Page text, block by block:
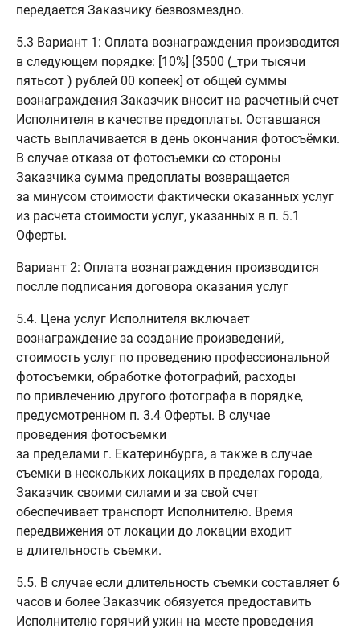
передается Заказчику безвозмездно.
5.3 Вариант 1: Оплата вознаграждения производится
в следующем порядке: [10%] [3500 (_три тысячи
пятьсот ) рублей 00 копеек] от общей суммы
вознаграждения Заказчик вносит на расчетный счет
Исполнителя в качестве предоплаты. Оставшаяся
часть выплачивается в день окончания фотосъёмки.
В случае отказа от фотосъемки со стороны
Заказчика сумма предоплаты возвращается
за минусом стоимости фактически оказанных услуг
из расчета стоимости услуг, указанных в п. 5.1
Оферты.
Вариант 2: Оплата вознаграждения производится
послле подписания договора оказания услуг
5.4. Цена услуг Исполнителя включает
вознаграждение за создание произведений,
стоимость услуг по проведению профессиональной
фотосъемки, обработке фотографий, расходы
по привлечению другого фотографа в порядке,
предусмотренном п. 3.4 Оферты. В случае
проведения фотосъемки
за пределами г. Екатеринбурга, а также в случае
съемки в нескольких локациях в пределах города,
Заказчик своими силами и за свой счет
обеспечивает транспорт Исполнителю. Время
передвижения от локации до локации входит
в длительность съемки.
5.5. В случае если длительность съемки составляет 6
часов и более Заказчик обязуется предоставить
Исполнителю горячий ужин на месте проведения